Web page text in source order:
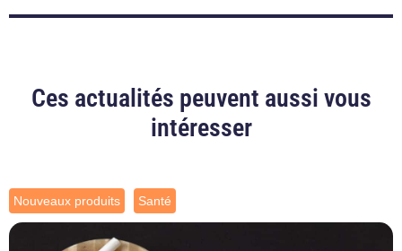
Ces actualités peuvent aussi vous
intéresser
Nouveaux produits Santé